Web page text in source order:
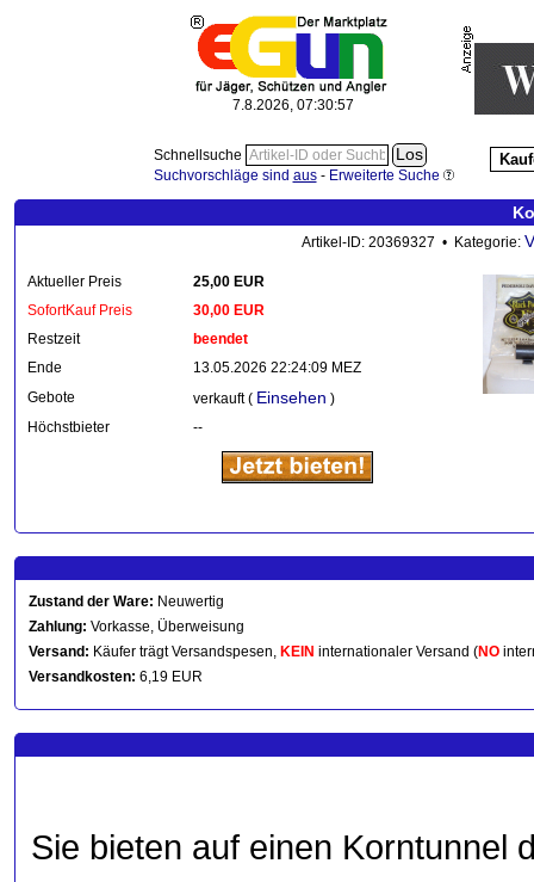
7.8.2026, 07:30:58
Schnellsuche
Suchvorschläge sind aus- Erweiterte Suche
Artikel-ID: 20369327 • Kategorie:
Aktueller Preis
25,00 EUR
SofortKauf Preis
30,00 EUR
Restzeit
beendet
Ende
13.05.2026 22:24:09 MEZ
Gebote
verkauft ( Einsehen )
Höchstbieter
--
Zustand der Ware: Neuwertig
Zahlung: Vorkasse, Überweisung
Versand: Käufer trägt Versandspesen, KEIN internationaler Versand (NO
Versandkosten: 6,19 EUR
Sie bieten auf einen Korntunnel